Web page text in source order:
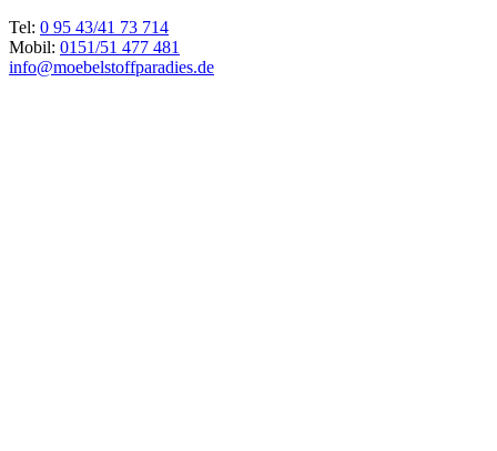
Tel: 0 95 43/41 73 714
Mobil: 0151/51 477 481
info@moebelstoffparadies.de